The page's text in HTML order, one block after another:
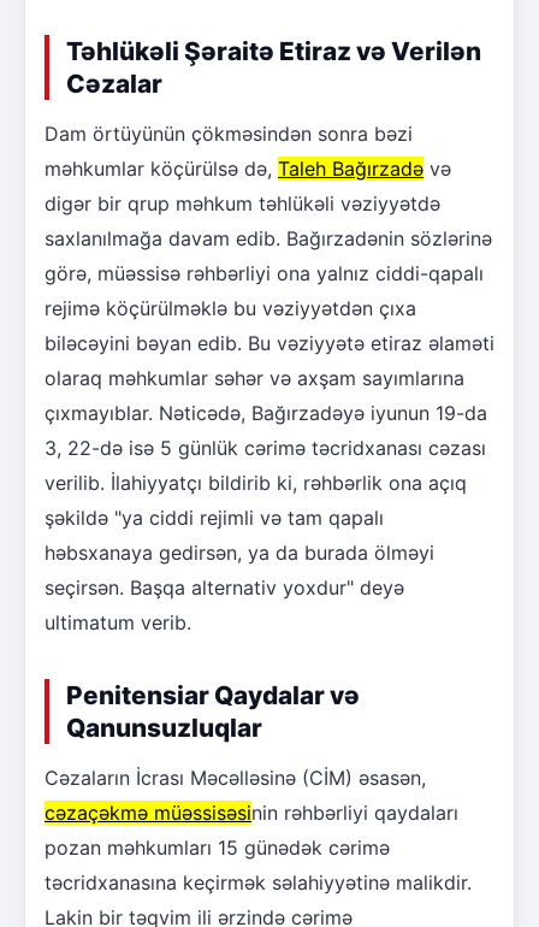
Təhlükəli Şəraitə Etiraz və Verilən
Cəzalar
Dam örtüyünün çökməsindən sonra bəzi
məhkumlar köçürülsə də, Taleh Bağırzadə və
digər bir qrup məhkum təhlükəli vəziyyətdə
saxlanılmağa davam edib. Bağırzadənin sözlərinə
görə, müəssisə rəhbərliyi ona yalnız ciddi-qapalı
rejimə köçürülməklə bu vəziyyətdən çıxa
biləcəyini bəyan edib. Bu vəziyyətə etiraz əlaməti
olaraq məhkumlar səhər və axşam sayımlarına
çıxmayıblar. Nəticədə, Bağırzadəyə iyunun 19-da
3, 22-də isə 5 günlük cərimə təcridxanası cəzası
verilib. İlahiyyatçı bildirib ki, rəhbərlik ona açıq
şəkildə "ya ciddi rejimli və tam qapalı
həbsxanaya gedirsən, ya da burada ölməyi
seçirsən. Başqa alternativ yoxdur" deyə
ultimatum verib.
Penitensiar Qaydalar və
Qanunsuzluqlar
Cəzaların İcrası Məcəlləsinə (CİM) əsasən,
cəzaçəkmə müəssisəsinin rəhbərliyi qaydaları
pozan məhkumları 15 günədək cərimə
təcridxanasına keçirmək səlahiyyətinə malikdir.
Lakin bir təqvim ili ərzində cərimə